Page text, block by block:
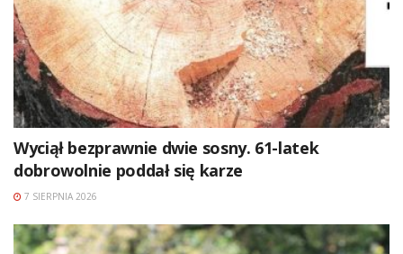
Wyciął bezprawnie dwie sosny. 61-latek
dobrowolnie poddał się karze
7 SIERPNIA 2026